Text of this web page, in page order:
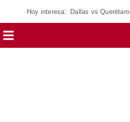
Hoy interesa: Dallas vs Querétaro